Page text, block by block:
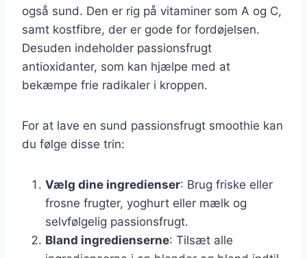
også sund. Den er rig på vitaminer som A og C,
samt kostfibre, der er gode for fordøjelsen.
Desuden indeholder passionsfrugt
antioxidanter, som kan hjælpe med at
bekæmpe frie radikaler i kroppen.
For at lave en sund passionsfrugt smoothie kan
du følge disse trin:
Vælg dine ingredienser: Brug friske eller
frosne frugter, yoghurt eller mælk og
selvfølgelig passionsfrugt.
Bland ingredienserne: Tilsæt alle